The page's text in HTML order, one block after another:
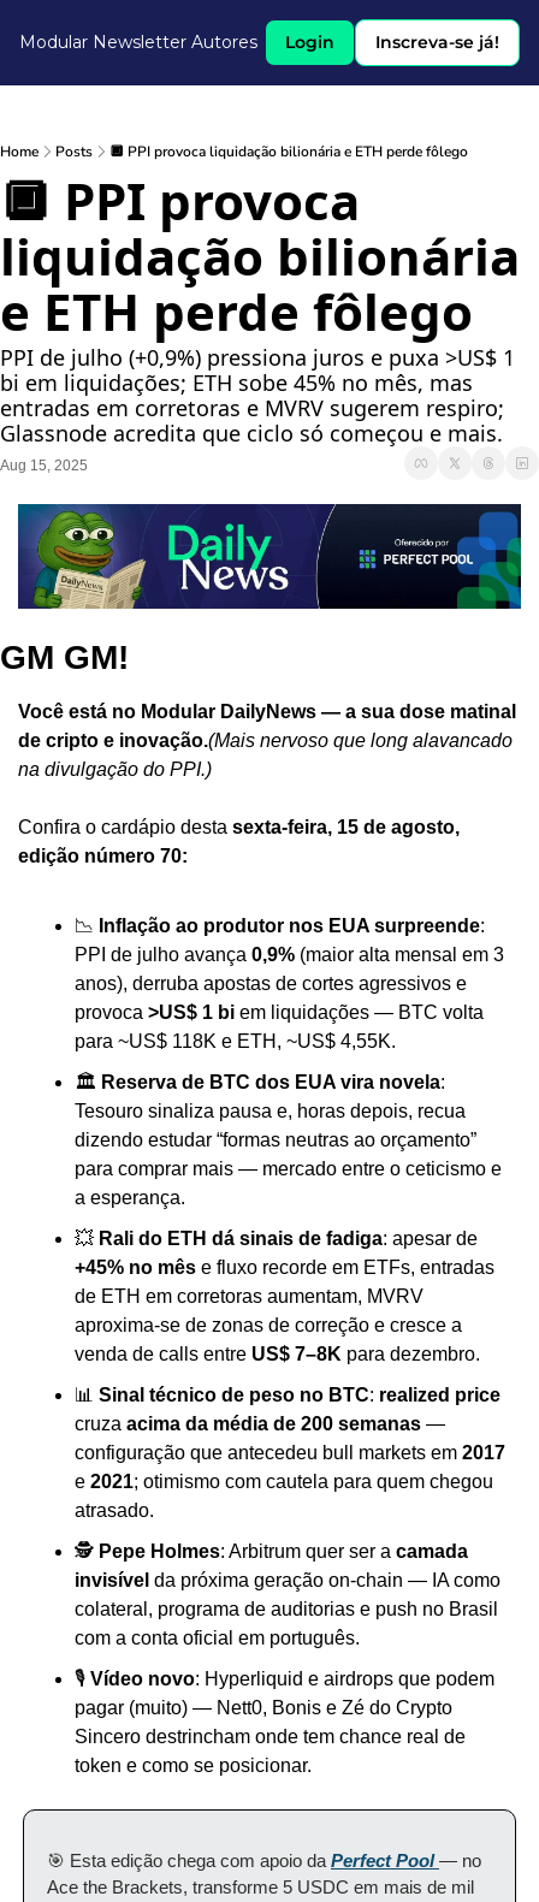
Modular Newsletter Autores Login Inscreva-se já!
Home Posts 🔲 PPI provoca liquidação bilionária e ETH perde fôlego
🔲 PPI provoca
liquidação bilionária
e ETH perde fôlego
PPI de julho (+0,9%) pressiona juros e puxa >US$ 1
bi em liquidações; ETH sobe 45% no mês, mas
entradas em corretoras e MVRV sugerem respiro;
Glassnode acredita que ciclo só começou e mais.
Aug 15, 2025
GM GM!
Você está no Modular DailyNews — a sua dose matinal
de cripto e inovação.(Mais nervoso que long alavancado
na divulgação do PPI.)
Confira o cardápio desta sexta-feira, 15 de agosto,
edição número 70:
📉 Inflação ao produtor nos EUA surpreende:
PPI de julho avança 0,9% (maior alta mensal em 3
anos), derruba apostas de cortes agressivos e
provoca >US$ 1 bi em liquidações — BTC volta
para ~US$ 118K e ETH, ~US$ 4,55K.
🏛 Reserva de BTC dos EUA vira novela:
Tesouro sinaliza pausa e, horas depois, recua
dizendo estudar “formas neutras ao orçamento”
para comprar mais — mercado entre o ceticismo e
a esperança.
💥 Rali do ETH dá sinais de fadiga
+45% no mês e fluxo recorde em ETFs, entradas
de ETH em corretoras aumentam, MVRV
aproxima-se de zonas de correção e cresce a
venda de calls entre US$ 7–8K para dezembro.
📊 Sinal técnico de peso no BTC: realized price
cruza acima da média de 200 semanas —
configuração que antecedeu bull markets em 2017
e 2021; otimismo com cautela para quem chegou
atrasado.
🕵️ Pepe Holmes: Arbitrum quer ser a camada
invisível da próxima geração on‑chain — IA como
colateral, programa de auditorias e push no Brasil
com a conta oficial em português.
🎙️ Vídeo novo: Hyperliquid e airdrops que podem
pagar (muito) — Nett0, Bonis e Zé do Crypto
Sincero destrincham onde tem chance real de
token e como se posicionar.
🎯 Esta edição chega com apoio da Perfect Pool — no
Ace the Brackets, transforme 5 USDC em mais de mil